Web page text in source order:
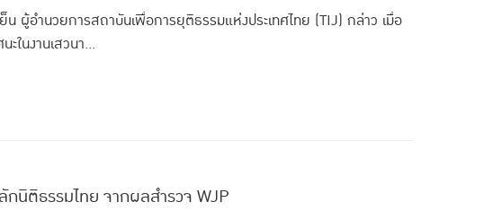
ผู้อำนวยการสถาบันเพื่อการยุติธรรมแห่งประเทศไทย (TIJ) กล่าว เมื่อ
ในงานเสวนา...
กนิติธรรมไทย จากผลสำรวจ WJP